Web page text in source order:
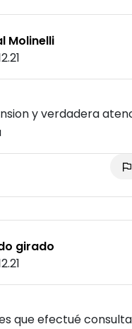
Molinelli
y verdadera
girado
que efectué